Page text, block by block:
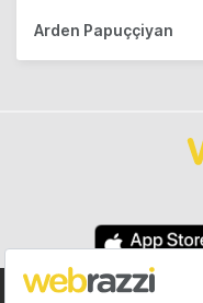
Arden Papuççiyan